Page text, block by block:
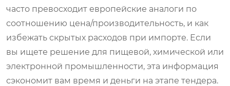
часто превосходит европейские аналоги по
соотношению цена/производительность, и как
избежать скрытых расходов при импорте. Если
вы ищете решение для пищевой, химической или
электронной промышленности, эта информация
сэкономит вам время и деньги на этапе тендера.